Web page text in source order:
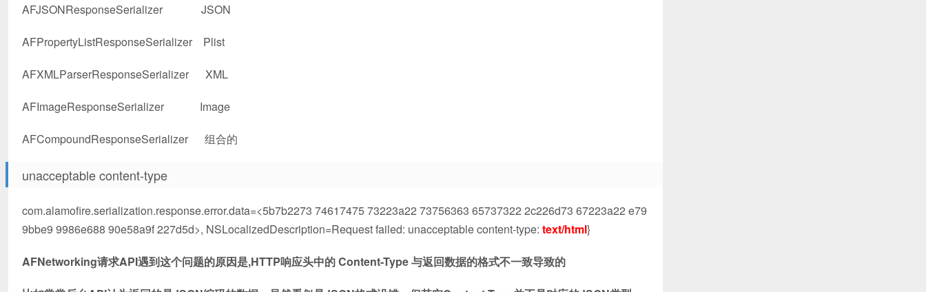
AFJSONResponseSerializer JSON
AFPropertyListResponseSerializer Plist
AFXMLParserResponseSerializer XML
AFImageResponseSerializer Image
AFCompoundResponseSerializer 组合的
unacceptable content-type
com.alamofire.serialization.response.error.data=<5b7b2273 74617475 73223a22 73756363 65737322 2c226d73 67223a22 e79
9bbe9 9986e688 90e58a9f 227d5d>, NSLocalizedDescription=Request failed: unacceptable content-type: text/html}
AFNetworking请求API遇到这个问题的原因是,HTTP响应头中的 Content-Type 与返回数据的格式不一致导致的